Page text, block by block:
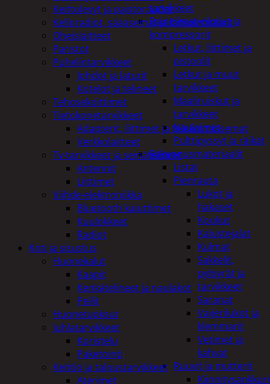
tarvikkeet
Paineilmatyökalut ja
kompressorit
Letkut, liittimet ja
pistoolit
Letkut ja muut
tarvikkeet
Maaliruiskut ja
tarvikkeet
Naulaimet
Pulttipyssyt ja räikät
Rakennusmateriaalit
Listat
Pienrauta
Lukot ja
hakaset
Koukut
Kalustejalat
Kulmat
Sakkelit,
pylpyrät ja
tarvikkeet
Saranat
Vaijerilukot ja
klemmarit
Vetimet ja
kahvat
Ruuvit ja mutterit
Keittolevyt ja paistoraudat
Kelloradiot, sääasemat ja lämpömittarit
Oheislaitteet
Paristot
Puhelintarvikkeet
Johdot ja laturit
Kotelot ja telineet
Tehosekoittimet
Tietokonetarvikkeet
Adapterit, liittimet ja telakointiasemat
Verkkolaitteet
Tv-tarvikkeet ja seinätelineet
Antennit
Liittimet
Viihde-elektroniikka
Bluetooth kaiuttimet
Kuulokkeet
Radiot
Koti ja sisustus
Huonekalut
Kaapit
Kenkätelineet ja naulakot
Peilit
Huonetuoksut
Juhlatarvikkeet
Koristelu
Paketointi
Keittiö ja taloustarvikkeet
Aterimet